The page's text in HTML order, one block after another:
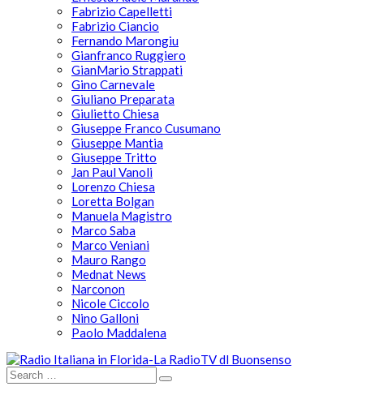
Fabrizio Capelletti
Fabrizio Ciancio
Fernando Marongiu
Gianfranco Ruggiero
GianMario Strappati
Gino Carnevale
Giuliano Preparata
Giulietto Chiesa
Giuseppe Franco Cusumano
Giuseppe Mantia
Giuseppe Tritto
Jan Paul Vanoli
Lorenzo Chiesa
Loretta Bolgan
Manuela Magistro
Marco Saba
Marco Veniani
Mauro Rango
Mednat News
Narconon
Nicole Ciccolo
Nino Galloni
Paolo Maddalena